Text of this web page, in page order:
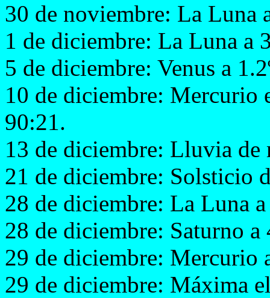
30 de noviembre: La Luna
1 de diciembre: La Luna a
5 de diciembre: Venus a
10 de diciembre: Mercurio
90:21.
13 de diciembre: Lluvia de
21 de diciembre: Solsticio
28 de diciembre: La Luna
28 de diciembre: Saturno a
29 de diciembre: Mercurio
29 de diciembre: Máxima